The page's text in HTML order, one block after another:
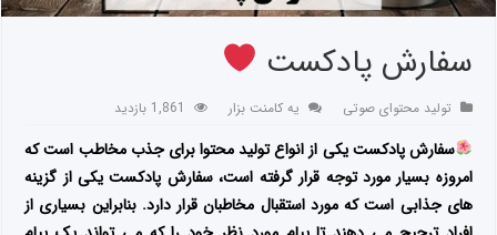
سفارش پادکست
تولید محتوای صوتی یه کامنت بزار 1,861 بازدید
سفارش پادکست یکی از انواع تولید محتوا برای جذب مخاطب است که
امروزه بسیار مورد توجه قرار گرفته است، سفارش پادکست یکی از گزینه
های جذابی است که مورد استقبال مخاطبان قرار دارد. بنابراین بسیاری از